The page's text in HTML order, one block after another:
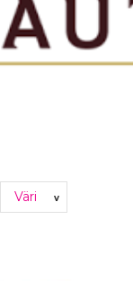
Väri v